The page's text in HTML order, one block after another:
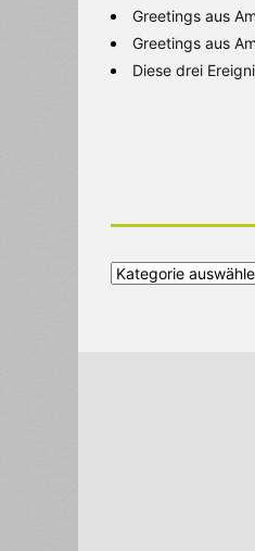
Greetings aus
Greetings aus
Diese drei
Alle